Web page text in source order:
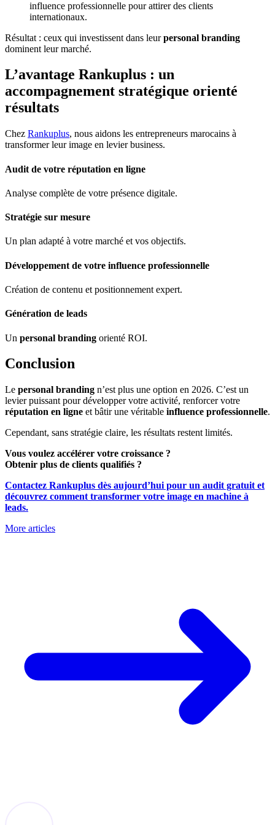
influence professionnelle pour attirer des clients
internationaux.
Résultat : ceux qui investissent dans leurpersonal branding
dominent leur marché.
L’avantage Rankuplus : un
accompagnement stratégique orienté
résultats
Chez Rankuplus, nous aidons les entrepreneurs marocains à
transformer leur image en levier business.
Audit de votre réputation en ligne
Analyse complète de votre présence digitale.
Stratégie sur mesure
Un plan adapté à votre marché et vos objectifs.
Développement de votre influence professionnelle
Création de contenu et positionnement expert.
Génération de leads
Un personal branding orienté ROI.
Conclusion
Le personal branding n’est plus une option en 2026. C’est un
levier puissant pour développer votre activité, renforcer votre
réputation en ligne et bâtir une véritable influence professionnelle.
Cependant, sans stratégie claire, les résultats restent limités.
Vous voulez accélérer votre croissance ?
Obtenir plus de clients qualifiés ?
Contactez Rankuplus dès aujourd’hui pour un audit gratuit et
découvrez comment transformer votre image en machine à
leads.
More articles